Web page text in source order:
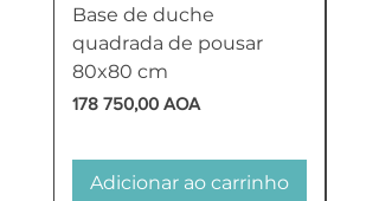
Base de duche
quadrada de pousar
80x80 cm
Preço
178 750,00 AOA
Adicionar ao carrinho